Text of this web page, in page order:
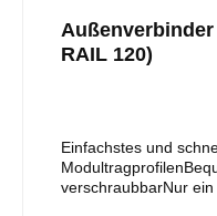
RAIL 120)
Einfachstes und
verschraubbarNur